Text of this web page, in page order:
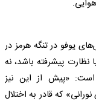
یوفو در تنگه هرمز در
پیشرفته باشد، نه
است: «پیش از این نیز
که قادر به اختلال